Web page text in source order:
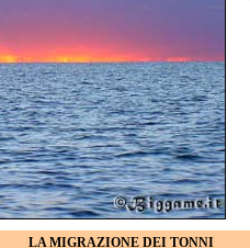
LA MIGRAZIONE DEI TONNI